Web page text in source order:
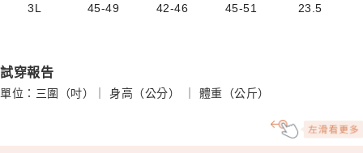
3L 45-49 42-46 45-51 23.5
試穿報告
單位：三圍（吋）｜ 身高（公分） ｜ 體重（公斤）